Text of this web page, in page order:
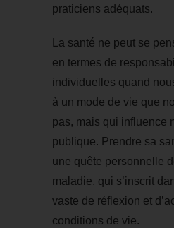
praticiens adéquats.
La santé ne peut se
en termes de
individuelles quand
à un mode de vie que
pas, mais qui influence
publique. Prendre sa
une quête personnelle
maladie, qui s’inscrit
vaste de réflexion et
conditions de vie.